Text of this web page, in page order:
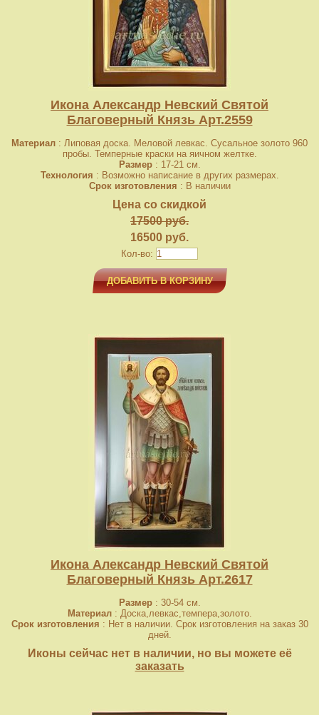
Икона Александр Невский Святой
Благоверный Князь Арт.2559
Материал : Липовая доска. Меловой левкас. Сусальное золото 960
пробы. Темперные краски на яичном желтке.
Размер: 17-21 см.
Технология : Возможно написание в других размерах.
Срок изготовления : В наличии
Цена со скидкой
17500 руб.
16500 руб.
Кол-во:
ДОБАВИТЬ В КОРЗИНУ
Икона Александр Невский Святой
Благоверный Князь Арт.2617
Размер: 30-54 см.
Материал: Доска,левкас,темпера,золото.
Срок изготовления : Нет в наличии. Срок изготовления на заказ 30
дней.
Иконы сейчас нет в наличии, но вы можете её
заказать